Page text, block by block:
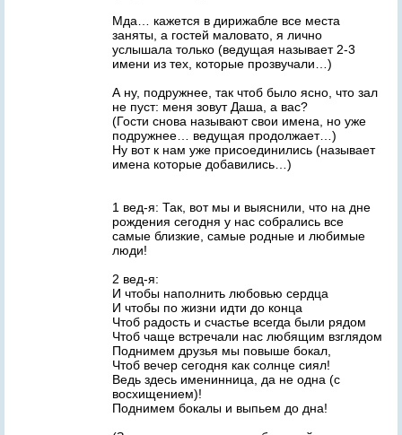
Мда… кажется в дирижабле все места
заняты, а гостей маловато, я лично
услышала только (ведущая называет 2-3
имени из тех, которые прозвучали…)
А ну, подружнее, так чтоб было ясно, что зал
не пуст: меня зовут Даша, а вас?
(Гости снова называют свои имена, но уже
подружнее… ведущая продолжает…)
Ну вот к нам уже присоединились (называет
имена которые добавились…)
1 вед-я: Так, вот мы и выяснили, что на дне
рождения сегодня у нас собрались все
самые близкие, самые родные и любимые
люди!
2 вед-я:
И чтобы наполнить любовью сердца
И чтобы по жизни идти до конца
Чтоб радость и счастье всегда были рядом
Чтоб чаще встречали нас любящим взглядом
Поднимем друзья мы повыше бокал,
Чтоб вечер сегодня как солнце сиял!
Ведь здесь именинница, да не одна (с
восхищением)!
Поднимем бокалы и выпьем до дна!